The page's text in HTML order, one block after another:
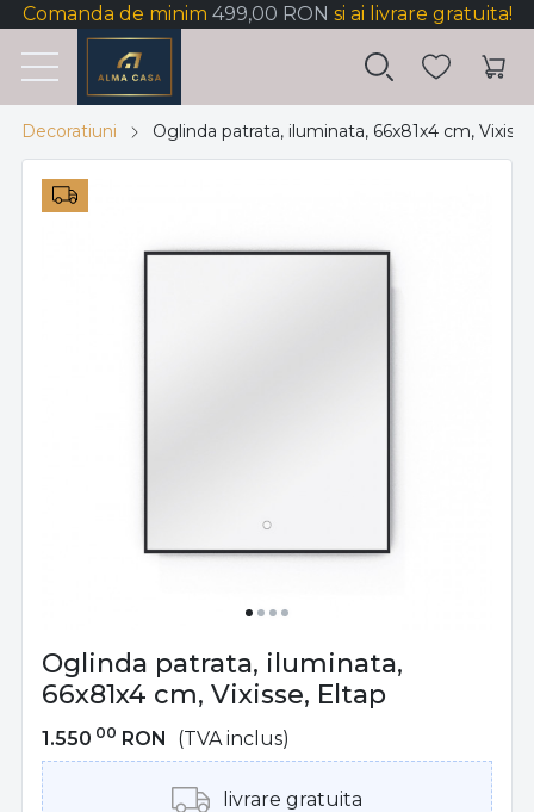
Comanda de minim 499,00 RON si ai livrare gratuita!
Decoratiuni Oglinda patrata, iluminata, 66x81x4 cm,
Oglinda patrata, iluminata,
66x81x4 cm, Vixisse, Eltap
1.550 00 RON (TVA inclus)
livrare gratuita